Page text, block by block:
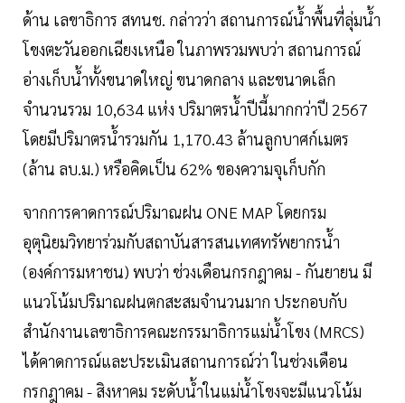
ด้าน เลขาธิการ สทนช. กล่าวว่า สถานการณ์น้ำพื้นที่ลุ่มน้ำ
โขงตะวันออกเฉียงเหนือ ในภาพรวมพบว่า สถานการณ์
อ่างเก็บน้ำทั้งขนาดใหญ่ ขนาดกลาง และขนาดเล็ก
จำนวนรวม 10,634 แห่ง ปริมาตรน้ำปีนี้มากกว่าปี 2567
โดยมีปริมาตรน้ำรวมกัน 1,170.43 ล้านลูกบาศก์เมตร
(ล้าน ลบ.ม.) หรือคิดเป็น 62% ของความจุเก็บกัก
จากการคาดการณ์ปริมาณฝน ONE MAP โดยกรม
อุตุนิยมวิทยาร่วมกับสถาบันสารสนเทศทรัพยากรน้ำ
(องค์การมหาชน) พบว่า ช่วงเดือนกรกฎาคม - กันยายน มี
แนวโน้มปริมาณฝนตกสะสมจำนวนมาก ประกอบกับ
สำนักงานเลขาธิการคณะกรรมาธิการแม่น้ำโขง (MRCS)
ได้คาดการณ์และประเมินสถานการณ์ว่า ในช่วงเดือน
กรกฎาคม - สิงหาคม ระดับน้ำในแม่น้ำโขงจะมีแนวโน้ม